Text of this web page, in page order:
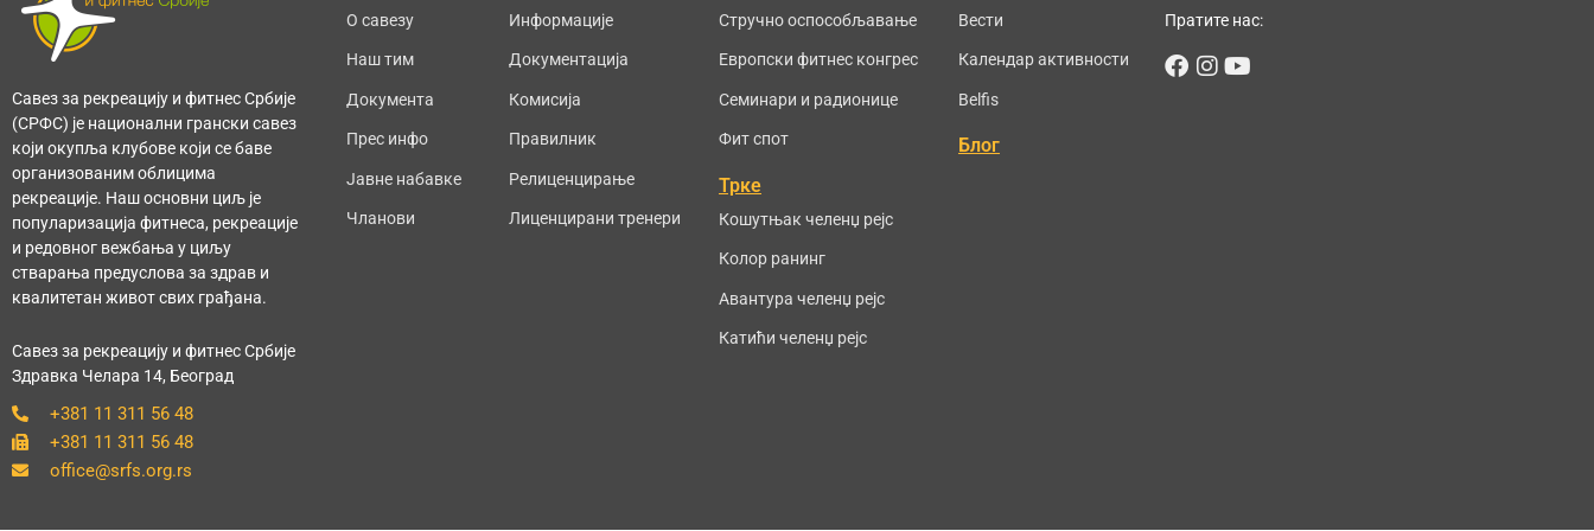
Савез за рекреацију и фитнес Србије
(СРФС) је национални грански савез
који окупља клубове који се баве
организованим облицима
рекреације. Наш основни циљ је
популаризација фитнеса, рекреације
и редовног вежбања у циљу
стварања предуслова за здрав и
квалитетан живот свих грађана.
Савез за рекреацију и фитнес Србије
Здравка Челара 14, Београд
+381 11 311 56 48
+381 11 311 56 48
office@srfs.org.rs
О савезу
Наш тим
Документа
Прес инфо
Јавне набавке
Чланови
Информације
Документација
Комисија
Правилник
Релиценцирање
Лиценцирани тренери
Стручно оспособљавање
Европски фитнес конгрес
Семинари и радионице
Фит спот
Трке
Кошутњак челенџ рејс
Колор ранинг
Авантура челенџ рејс
Катићи челенџ рејс
Вести
Календар активности
Belfis
Блог
Пратите нас:
Facebook
Instagram
Youtube